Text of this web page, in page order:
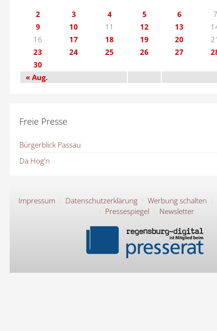
2 3 4 5 6
7
9
10 11 12 13
16
17 18 19 20
23
24 25 26 27
30
« Aug.
Freie Presse
Bürgerblick Passau
Da Hog'n
Impressum Datenschutzerklärung
Werbung schalten
Pressespiegel
Newsletter